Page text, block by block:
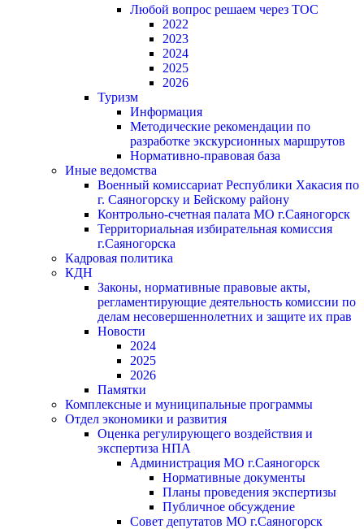
Любой вопрос решаем через ТОС
2022
2023
2024
2025
2026
Туризм
Информация
Методические рекомендации по
разработке экскурсионных маршрутов
Нормативно-правовая база
Иные ведомства
Военный комиссариат Республики Хакасия по
г. Саяногорску и Бейскому району
Контрольно-счетная палата МО г.Саяногорск
Территориальная избирательная комиссия
г.Саяногорска
Кадровая политика
КДН
Законы, нормативные правовые акты,
регламентирующие деятельность комиссии по
делам несовершеннолетних и защите их прав
Новости
2024
2025
2026
Памятки
Комплексные и муниципальные программы
Отдел экономики и развития
Оценка регулирующего воздействия и
экспертиза НПА
Администрация МО г.Саяногорск
Нормативные документы
Планы проведения экспертизы
Публичное обсуждение
Совет депутатов МО г.Саяногорск